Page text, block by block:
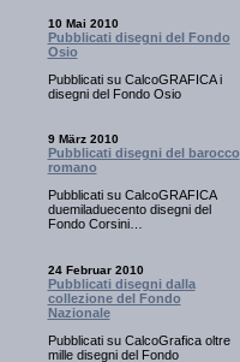
10 Mai 2010
Pubblicati disegni del Fondo
Osio
Pubblicati su CalcoGRAFICA i
disegni del Fondo Osio
9 März 2010
Pubblicati disegni del barocco
romano
Pubblicati su CalcoGRAFICA
duemiladuecento disegni del
Fondo Corsini…
24 Februar 2010
Pubblicati disegni dalla
collezione del Fondo
Nazionale
Pubblicati su CalcoGrafica oltre
mille disegni del Fondo